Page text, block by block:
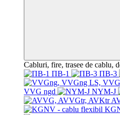
Cabluri, fire, trasee de cablu,
ПВ-1
ПВ-3
VVG ngd
NYM-J